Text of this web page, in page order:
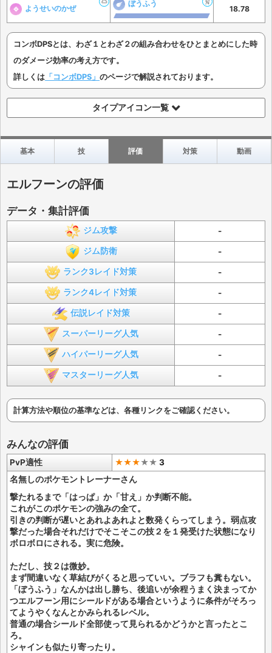
ようせいのかぜ
ぼうふう
18.78
コンボDPSとは、わざ１とわざ２の組み合わせをひとまとめにした時
のダメージ効率の考え方です。
詳しくは 「コンボDPS」 のページで解説されております。
タイプアイコン一覧
基本 技 評価 対策 動画
エルフーンの評価
データ・集計評価
ジム攻撃 -
ジム防衛 -
ランク3レイド対策 -
ランク4レイド対策 -
伝説レイド対策 -
スーパーリーグ人気 -
ハイパーリーグ人気 -
マスターリーグ人気 -
計算方法や順位の基準などは、各種リンクをご確認ください。
みんなの評価
PvP適性 ★★★★★ 3
名無しのポケモントレーナーさん
撃たれるまで「はっぱ」か「甘え」か判断不能。
これがこのポケモンの強みの全て。
引きの判断が遅いとあれよあれよと数発くらってしまう。弱点攻
撃だった場合それだけでそこそこの技２を１発受けた状態になり
ボロボロにされる。実に危険。
ただし、技２は微妙。
まず間違いなく草結びがくると思っていい。ブラフも糞もない。
「ぼうふう」なんかは出し勝ち、後追いが余程うまく決まってか
つエルフーン用にシールドがある場合というように条件がそろっ
てようやくなんとかみられるレベル。
普通の場合シールド全部使って見られるかどうかと言ったとこ
ろ。
シャインも似たり寄ったり。